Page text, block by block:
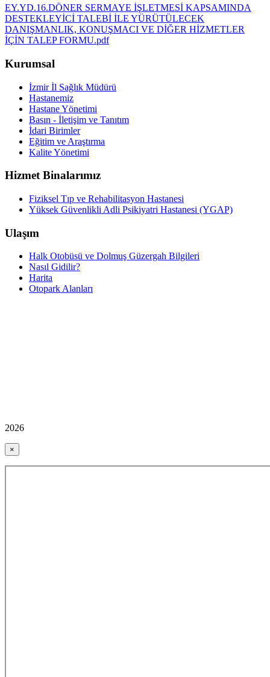
EY.YD.16.DÖNER SERMAYE İŞLETMESİ KAPSAMINDA
DESTEKLEYİCİ TALEBİ İLE YÜRÜTÜLECEK
DANIŞMANLIK, KONUŞMACI VE DİĞER HİZMETLER
İÇİN TALEP FORMU.pdf
Kurumsal
İzmir İl Sağlık Müdürü
Hastanemiz
Hastane Yönetimi
Basın - İletişim ve Tanıtım
İdari Birimler
Eğitim ve Araştırma
Kalite Yönetimi
Hizmet Binalarımız
Fiziksel Tıp ve Rehabilitasyon Hastanesi
Yüksek Güvenlikli Adli Psikiyatri Hastanesi (YGAP)
Ulaşım
Halk Otobüsü ve Dolmuş Güzergah Bilgileri
Nasıl Gidilir?
Harita
Otopark Alanları
2026
×